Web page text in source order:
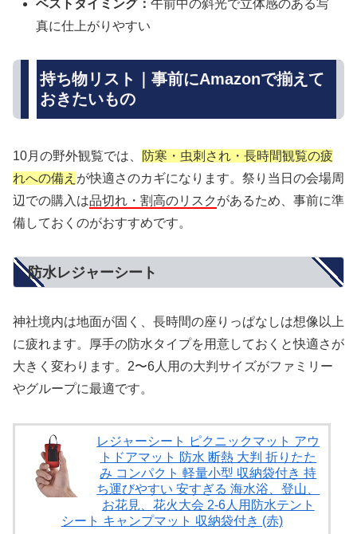
ベストタイミング：午前中の斜光で立体感のある写
真に仕上がりやすい
持ち物リスト｜事前にAmazonで揃えて
おきたいもの
10月の野外観覧では、
防寒・虫刺され・長時間観覧の疲
れへの備え が快適さのカギになります。祭り当日の会場周
辺での購入は品切れ・割高のリスク があるため、事前に準
備しておくのがおすすめです。
防水レジャーシート
神社境内は地面が固く、長時間の座りっぱなしは想像以上
に疲れます。厚手の防水タイプを用意しておくと快適さが
大きく変わります。2〜6人用の大判サイズがファミリー
やグループに最適です。
レジャーシート ピクニックマット アウ
トドアマット 防水 断熱 大判 折りたた
み コンパクト 軽量小型 収納袋付き 持
ち運びやすい 安すぎる 海水浴、登山、
お花見、花火大会 2-6人用防水テント
シート キャンプマット 収納袋付き (赤)